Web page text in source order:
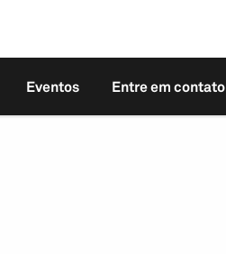
Eventos Entre em contato